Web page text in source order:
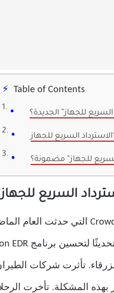
Table of Contents
للجهاز” الجديدة؟
للجهاز” مضمونة؟
السريع
تأثرت شركات
بهذه المشكلة. تأخرت